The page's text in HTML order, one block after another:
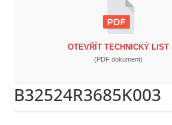
OTEVŘÍT TECHNICKÝ LIST
(PDF dokument)
B32524R3685K003